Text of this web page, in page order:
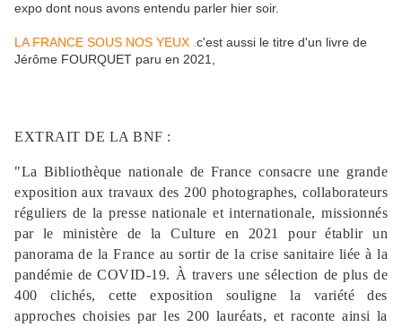
expo dont nous avons entendu parler hier soir.
LA FRANCE SOUS NOS YEUX . c'est aussi le titre d'un livre de
Jérôme FOURQUET paru en 2021,
EXTRAIT DE LA BNF :
"La Bibliothèque nationale de France consacre une grande
exposition aux travaux des 200 photographes, collaborateurs
réguliers de la presse nationale et internationale, missionnés
par le ministère de la Culture en 2021 pour établir un
panorama de la France au sortir de la crise sanitaire liée à la
pandémie de COVID-19. À travers une sélection de plus de
400 clichés, cette exposition souligne la variété des
approches choisies par les 200 lauréats, et raconte ainsi la